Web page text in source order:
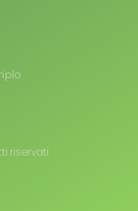
riservati